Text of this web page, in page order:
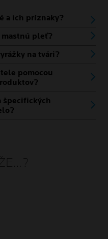
a ich príznaky?
pleť?
na tvári?
pomocou
špecifických